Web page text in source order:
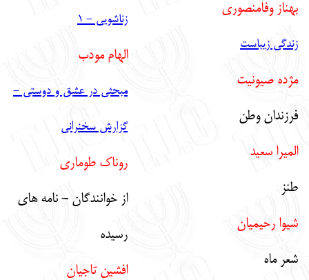
بهناز وفامنصوري
زندگي زيباست
مژده صيونيت
فرزندان وطن
الميرا سعيد
طنز
شيوا رحيميان
شعر ماه
زناشويي - 1
الهام مودب
مبحثي در عشق و دوستي -
گزارش سخنراني
روناك طوماري
از خوانندگان - نامه هاي
رسيده
افشين تاجيان